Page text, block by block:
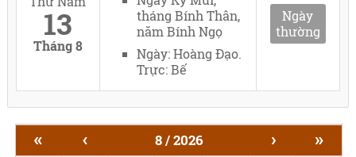
13
Tháng 8
tháng Bính Thân,
năm Bính Ngọ
Ngày: Hoàng Đạo.
Trực: Bế
Ngày
thường
« ‹ 8 / 2026 › »